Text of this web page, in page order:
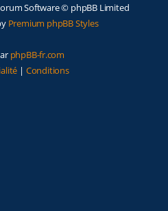
Software © phpBB Limited
Premium phpBB Styles
phpBB-fr.com
| Conditions